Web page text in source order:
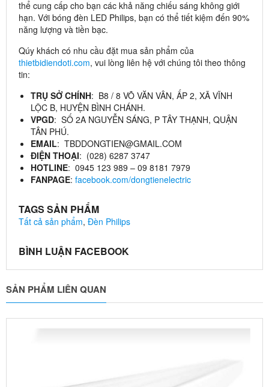
thể cung cấp cho bạn các khả năng chiếu sáng không giới
hạn. Với bóng đèn LED Philips, bạn có thể tiết kiệm đến 90%
năng lượng và tiền bạc.
Qúy khách có nhu cầu đặt mua sản phẩm của
thietbidiendoti.com, vui lòng liên hệ với chúng tôi theo thông
tin:
TRỤ SỞ CHÍNH: B8 / 8 VÕ VĂN VÂN, ẤP 2, XÃ VĨNH
LỘC B, HUYỆN BÌNH CHÁNH.
VPGD: SỐ 2A NGUYỄN SÁNG, P TÂY THẠNH, QUẬN
TÂN PHÚ.
EMAIL: TBDDONGTIEN@GMAIL.COM
ĐIỆN THOẠI: (028) 6287 3747
HOTLINE: 0945 123 989 – 09 8181 7979
FANPAGE: facebook.com/dongtienelectric
TAGS SẢN PHẨM
Tất cả sản phẩm, Đèn Philips
BÌNH LUẬN FACEBOOK
SẢN PHẨM LIÊN QUAN